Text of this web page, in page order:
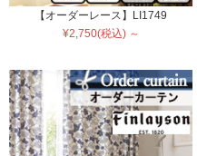
【オーダーレース】LI1749
¥2,750(税込) ～